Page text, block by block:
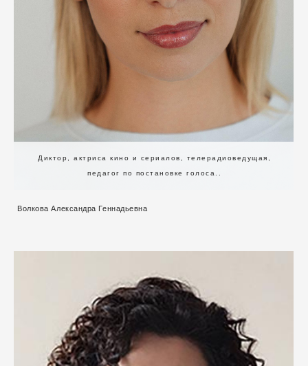
Диктор, актриса кино и сериалов, телерадиоведущая,
педагог по постановке голоса..
Волкова Александра Геннадьевна